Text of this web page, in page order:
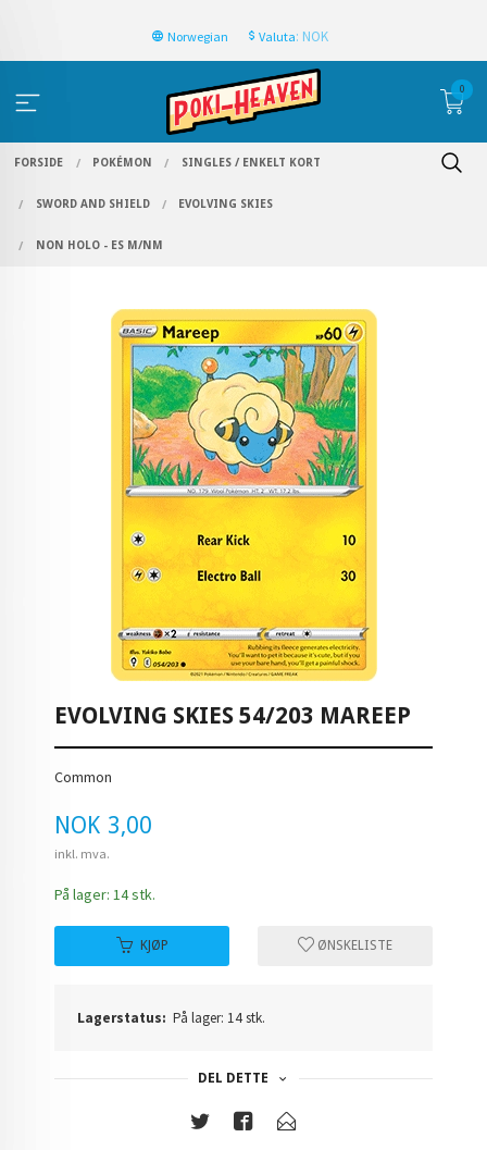
Norwegian Valuta: NOK
0
FORSIDE POKÉMON SINGLES / ENKELT KORT
SWORD AND SHIELD EVOLVING SKIES
NON HOLO - ES M/NM
EVOLVING SKIES 54/203 MAREEP
Common
Pris
NOK 3,00
inkl. mva.
På lager: 14 stk.
KJØP ØNSKELISTE
Lagerstatus: På lager: 14 stk.
DEL DETTE